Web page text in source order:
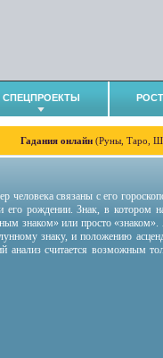
СПЕЦПРОЕКТЫ
Гадания онлайн (Руны, Таро,
человека связаны с его
его рождении. Знак, в котором
знаком» или просто
знаку, и положению
анализ считается возможным